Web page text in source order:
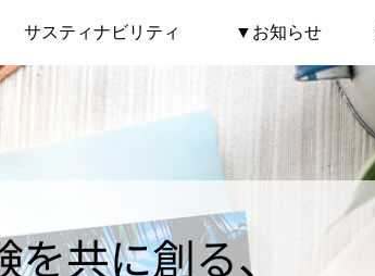
サスティナビリティ ▼お知らせ